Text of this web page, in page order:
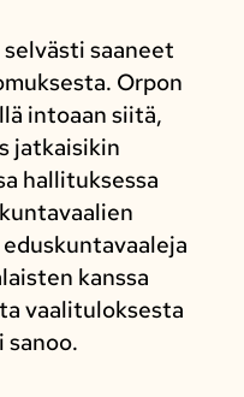
saaneet
Orpon
intoaan siitä,
jatkaisikin
hallituksessa
kanssa
vaalituloksesta
sanoo.